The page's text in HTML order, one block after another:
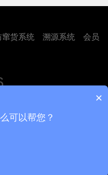
窜货系统 溯源系统
会员
×
可以帮您？